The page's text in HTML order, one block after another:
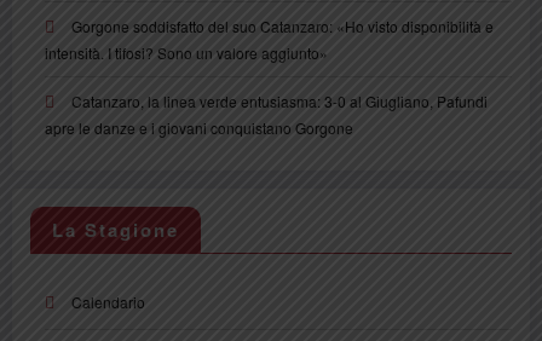
Gorgone soddisfatto del suo Catanzaro: «Ho visto disponibilità e
intensità. I tifosi? Sono un valore aggiunto»
Catanzaro, la linea verde entusiasma: 3-0 al Giugliano, Pafundi
apre le danze e i giovani conquistano Gorgone
La Stagione
Calendario